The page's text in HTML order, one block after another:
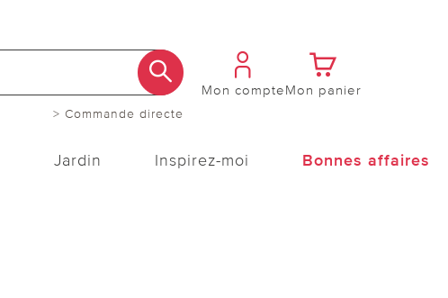
> Commande directe
Mon compteMon panier
Jardin Inspirez-moi Bonnes affaires